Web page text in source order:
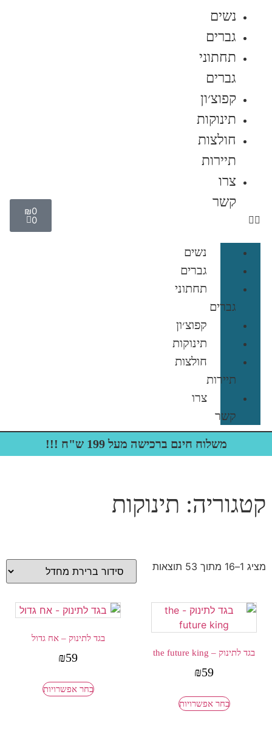
נשים
גברים
תחתוני
גברים
קפוצ׳ון
תינוקות
חולצות
תיירות
צרו
קשר
נשים
גברים
תחתוני
גברים
קפוצ׳ון
תינוקות
חולצות
תיירות
צרו
קשר
₪0
0
משלוח חינם ברכישה מעל 199 ש"ח !!!
קטגוריה: תינוקות
מציג 1–16 מתוך 53 תוצאות
בגד לתינוק – the future king
₪59
בחר אפשרויות
בגד לתינוק – אח גדול
₪59
בחר אפשרויות